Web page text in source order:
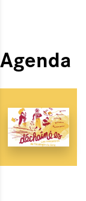
Agenda